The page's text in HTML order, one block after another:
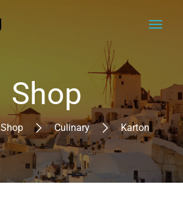
Shop
Shop Culinary Karton